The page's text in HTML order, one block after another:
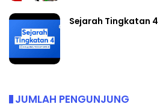
Sejarah Tingkatan 4
JUMLAH PENGUNJUNG